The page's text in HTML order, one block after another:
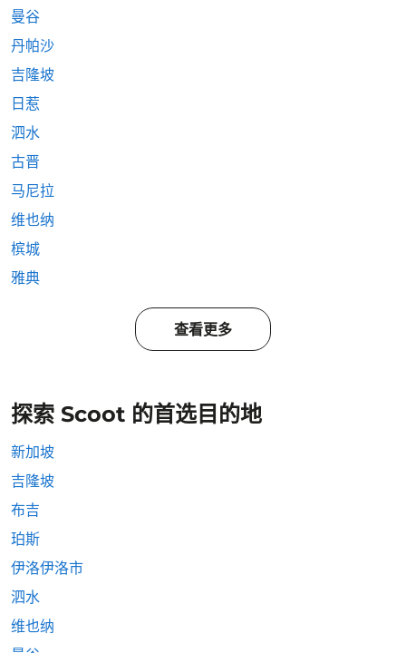
曼谷
丹帕沙
吉隆坡
日惹
泗水
古晋
马尼拉
维也纳
槟城
雅典
查看更多
探索 Scoot 的首选目的地
新加坡
吉隆坡
布吉
珀斯
伊洛伊洛市
泗水
维也纳